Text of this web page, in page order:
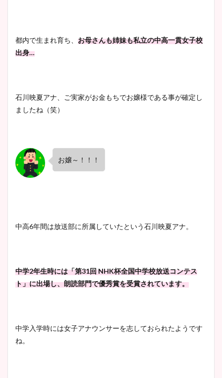
都内で生まれ育ち、 お母さんも姉妹も私立の中高一貫女子校
出身…
石川映夏アナ、ご実家がお金もちでお嬢様である事が確定し
ましたね（笑）
お嬢～！！！
中高6年間は放送部に所属していたという石川映夏アナ。
中学2年生時には「第31回 NHK杯全国中学校放送コンテス
ト」に出場し、朗読部門で優秀賞を受賞されています。
中学入学時には女子アナウンサーを志しておられたようです
ね。